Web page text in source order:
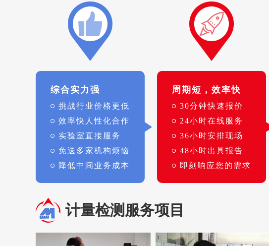
综合实力强
挑战行业价格更低
效率快人性化合作
实验室直接服务
免送多家机构烦恼
降低中间业务成本
周期短，效率快
30分钟快速报价
24小时在线服务
36小时安排现场
48小时出具报告
即刻响应您的需求
计量检测服务项目